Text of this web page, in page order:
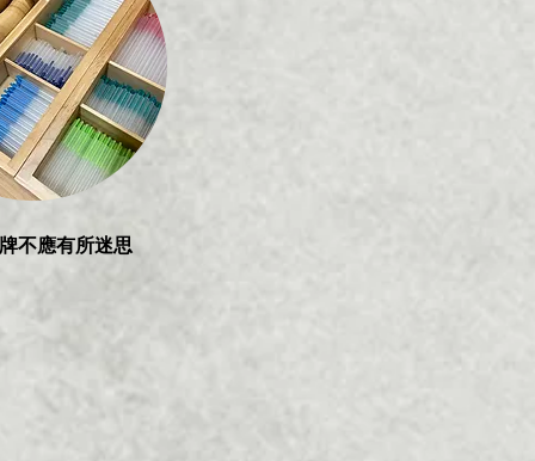
不應有所迷思